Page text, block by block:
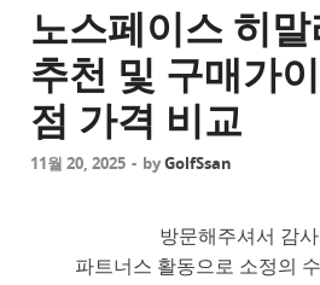
노스페이스 히
추천 및 구매가
점 가격 비교
11월 20, 2025 - byGolfSsan
방문해주셔서 감
파트너스 활동으로 소정의